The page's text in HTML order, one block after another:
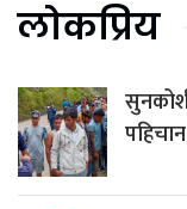
लोकप्रिय